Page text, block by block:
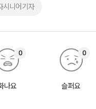
시니어기자
나요
0
슬퍼요
0